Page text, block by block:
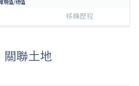
移轉歷程
關聯土地